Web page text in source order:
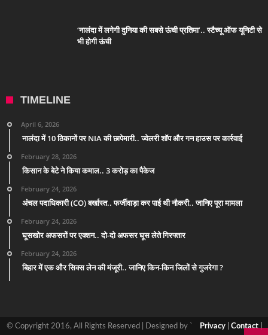
‘नालंदा में लगेगी दुनिया की सबसे ऊंची प्रतिमा’.. स्टैच्यू ऑफ यूनिटी से
भी होगी ऊंची
TIMELINE
April 6, 2026
नालंदा में 10 ठिकानों पर NIA की छापेमारी.. ज्वेलरी शॉप और गन हाउस पर कार्रवाई
February 28, 2026
किसान के बेटे ने किया कमाल.. 3 करोड़ का पैकेज
February 24, 2026
अंचल पदाधिकारी (CO) बर्खास्त.. फर्जीवाड़ा कर पाई थी नौकरी.. जानिए पूरा मामला
February 24, 2026
घूसखोर अफसरों पर एक्शन.. दो-दो अफसर घूस लेते गिरफ्तार
February 24, 2026
बिहार में एक और सिक्स लेन की मंजूरी.. जानिए किन-किन जिलों से गुजरेगा ?
© Copyright 2016, All Rights Reserved | Designed by ` Privacy| Contact |